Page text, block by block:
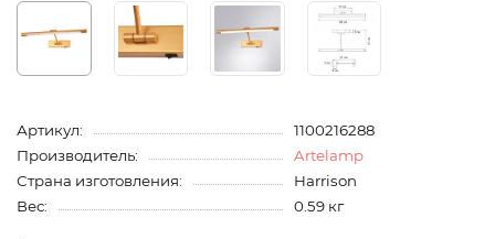
Артикул:
1100216288
Производитель:
Artelamp
Страна изготовления:
Harrison
Вес:
0.59 кг